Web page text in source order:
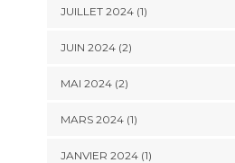
JUILLET 2024(1)
JUIN 2024(2)
MAI 2024(2)
MARS 2024(1)
JANVIER 2024(1)